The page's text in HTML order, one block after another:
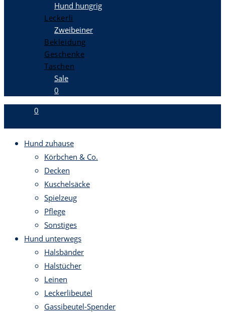
Hund hungrig
Leckerli
Zweibeiner
Bekleidung
Geschenke
Taschen
Sale
0
0
Hund zuhause
Körbchen & Co.
Decken
Kuschelsäcke
Spielzeug
Pflege
Sonstiges
Hund unterwegs
Halsbänder
Halstücher
Leinen
Leckerlibeutel
Gassibeutel-Spender